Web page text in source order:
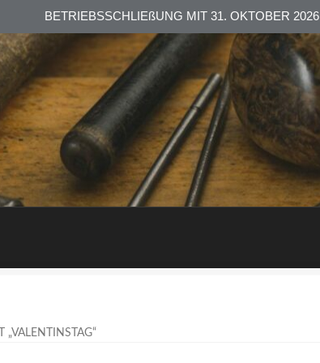
BETRIEBSSCHLIEßUNG MIT 31. OKTOBER 2026
„VALENTINSTAG“